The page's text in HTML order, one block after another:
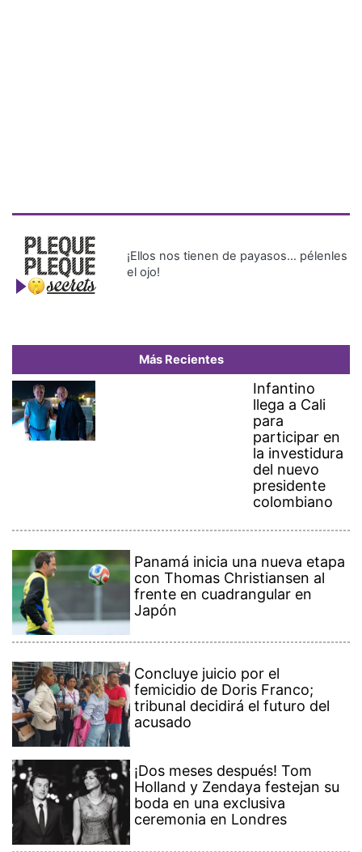
¡Ellos nos tienen de payasos… pélenles
el ojo!
Más Recientes
Infantino
llega a Cali
para
participar en
la investidura
del nuevo
presidente
colombiano
Panamá inicia una nueva etapa
con Thomas Christiansen al
frente en cuadrangular en
Japón
Concluye juicio por el
femicidio de Doris Franco;
tribunal decidirá el futuro del
acusado
¡Dos meses después! Tom
Holland y Zendaya festejan su
boda en una exclusiva
ceremonia en Londres